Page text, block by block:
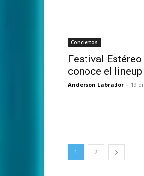
Conciertos
Festival
conoce el
Anderson Labrador - 19
1 2